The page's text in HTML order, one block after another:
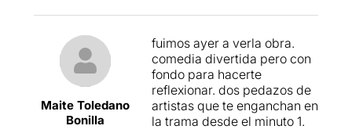
Maite Toledano
Bonilla
fuimos ayer a verla obra.
comedia divertida pero con
fondo para hacerte
reflexionar. dos pedazos de
artistas que te enganchan en
la trama desde el minuto 1.